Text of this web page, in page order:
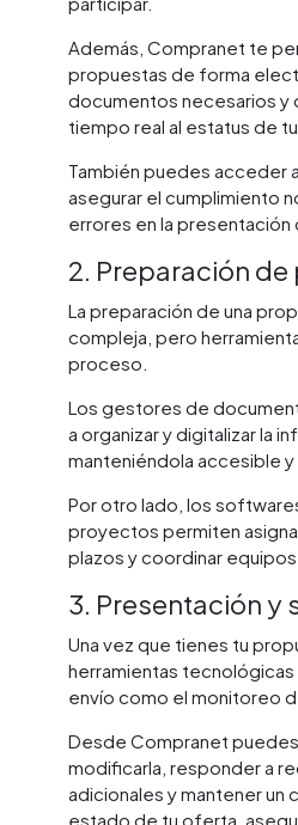
Además, Compranet te
propuestas de forma
documentos necesarios y
tiempo real al estatus de
También puedes acceder
asegurar el cumplimiento
errores en la presentación
2. Preparación
La preparación de una
compleja, pero
proceso.
Los gestores de
a organizar y digitalizar la
manteniéndola accesible y
Por otro lado, los
proyectos permiten
plazos y coordinar
3. Presentación y
Una vez que tienes tu
herramientas
envío como el monitoreo
Desde Compranet
modificarla, responder a
adicionales y mantener un
estado de tu oferta,